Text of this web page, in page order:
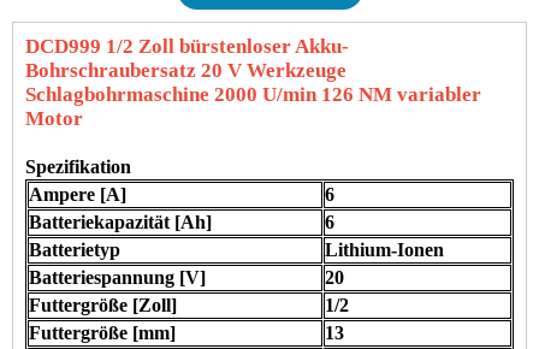
DCD999 1/2 Zoll bürstenloser Akku-
Bohrschraubersatz 20 V Werkzeuge
Schlagbohrmaschine 2000 U/min 126 NM variabler
Motor
Spezifikation
Ampere [A]
6
Batteriekapazität [Ah]
6
Batterietyp
Lithium-Ionen
Batteriespannung [V]
20
Futtergröße [Zoll]
1/2
Futtergröße [mm]
13